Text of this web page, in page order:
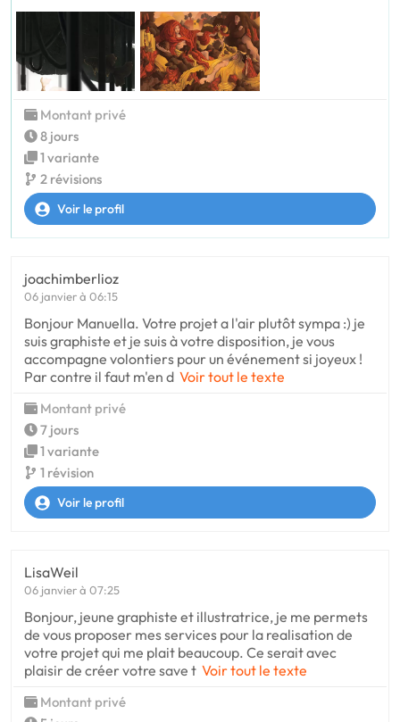
Montant privé
8 jours
1 variante
2 révisions
Voir le profil
joachimberlioz
06 janvier à 06:15
Bonjour Manuella. Votre projet a l'air plutôt sympa :) je
suis graphiste et je suis à votre disposition, je vous
accompagne volontiers pour un événement si joyeux !
Par contre il faut m'en d Voir tout le texte
Montant privé
7 jours
1 variante
1 révision
Voir le profil
LisaWeil
06 janvier à 07:25
Bonjour, jeune graphiste et illustratrice, je me permets
de vous proposer mes services pour la realisation de
votre projet qui me plait beaucoup. Ce serait avec
plaisir de créer votre save t Voir tout le texte
Montant privé